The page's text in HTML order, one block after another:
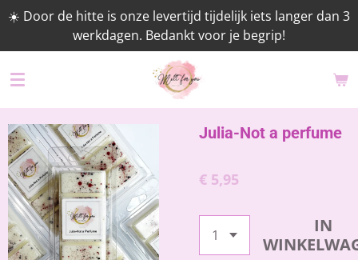
Ga
naar
de
☀️ Door de hitte is onze levertijd tijdelijk iets langer dan 3
werkdagen. Bedankt voor je begrip!
Julia-Not a perfume
€ 5,95
IN